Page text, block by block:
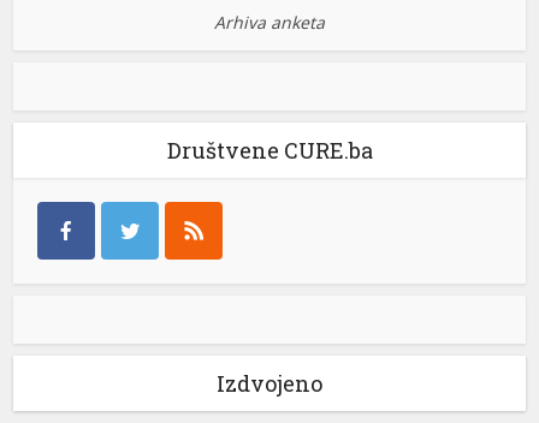
Arhiva anketa
Društvene CURE.ba
Izdvojeno